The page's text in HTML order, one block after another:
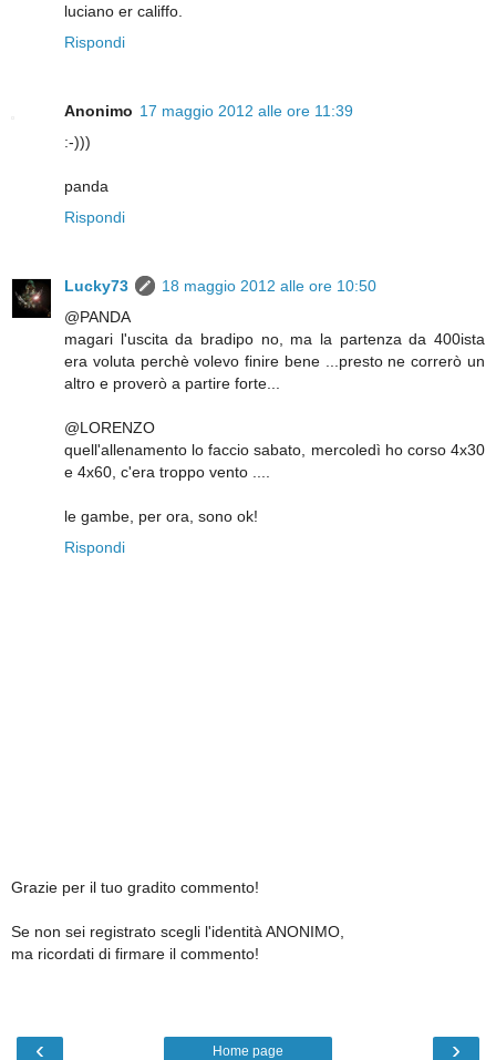
luciano er califfo.
Rispondi
Anonimo 17 maggio 2012 alle ore 11:39
:-)))
panda
Rispondi
Lucky73
18 maggio 2012 alle ore 10:50
@PANDA
magari l'uscita da bradipo no, ma la partenza da 400ista
era voluta perchè volevo finire bene ...presto ne correrò un
altro e proverò a partire forte...
@LORENZO
quell'allenamento lo faccio sabato, mercoledì ho corso 4x30
e 4x60, c'era troppo vento ....
le gambe, per ora, sono ok!
Rispondi
Grazie per il tuo gradito commento!
Se non sei registrato scegli l'identità ANONIMO,
ma ricordati di firmare il commento!
‹ ›
Home page